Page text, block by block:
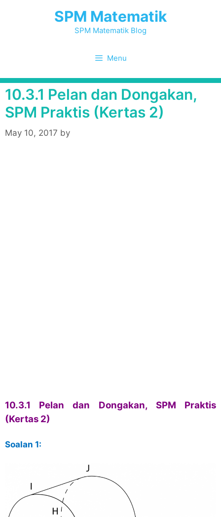
SPM Matematik
SPM Matematik Blog
Menu
10.3.1 Pelan dan Dongakan,
SPM Praktis (Kertas 2)
May 10, 2017 by
10.3.1 Pelan dan Dongakan, SPM Praktis
(Kertas 2)
Soalan 1: